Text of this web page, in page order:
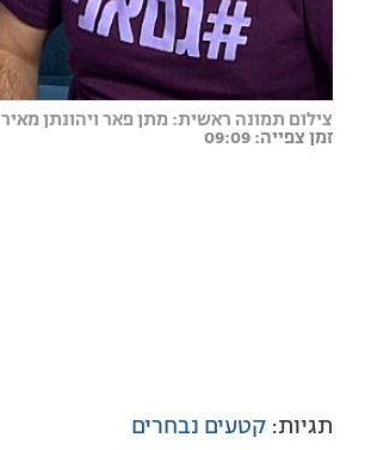
צילום תמונה ראשית: מתן פאר ויהונתן מאיר
זמן צפייה: 09:09
תגיות: קטעים נבחרים